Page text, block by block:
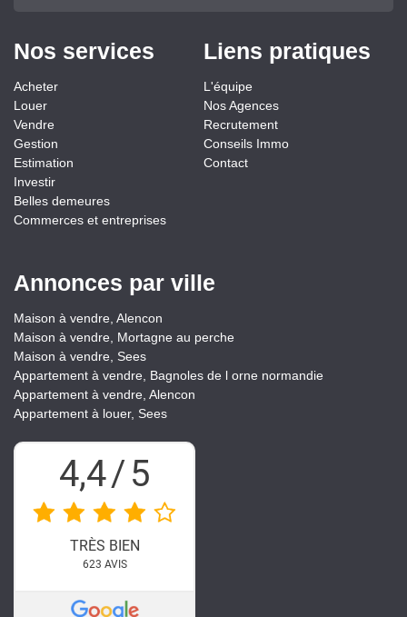
Nos services
Acheter
Louer
Vendre
Gestion
Estimation
Investir
Belles demeures
Commerces et entreprises
Liens pratiques
L'équipe
Nos Agences
Recrutement
Conseils Immo
Contact
Annonces par ville
Maison à vendre, Alencon
Maison à vendre, Mortagne au perche
Maison à vendre, Sees
Appartement à vendre, Bagnoles de l orne normandie
Appartement à vendre, Alencon
Appartement à louer, Sees
4,4/5
TRÈS BIEN
623 AVIS